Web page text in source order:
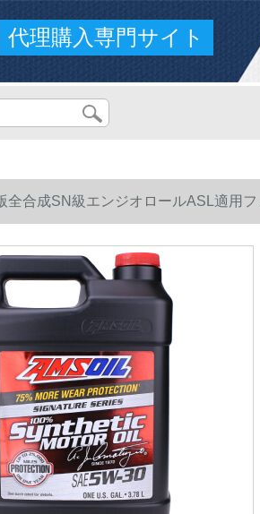
代理購入専門サイト
全合成SN級エンジオロールASL適用